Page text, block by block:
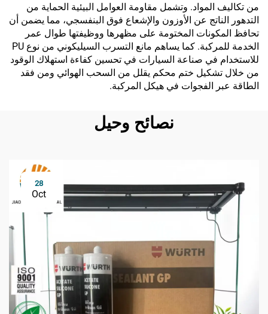
من تكاليف المواد. وتشمل مقاومة العوامل البيئية الحماية من
التدهور الناتج عن الأوزون والإشعاع فوق البنفسجي، مما يضمن أن
تحافظ المكونات المختومة على مظهرها ووظيفتها طوال عمر
الخدمة للمركبة. كما يساهم مانع التسرب السيليكوني من نوع PU
للاستخدام في صناعة السيارات في تحسين كفاءة استهلاك الوقود
من خلال تشكيل ختم محكم يقلل من السحب الهوائي ومن فقد
الطاقة عبر الفجوات في هيكل المركبة.
نصائح وحيل
28
Oct